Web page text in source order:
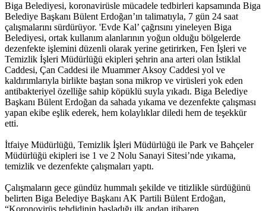
Biga Belediyesi, koronavirüsle mücadele tedbirleri kapsamında Biga
Belediye Başkanı Bülent Erdoğan’ın talimatıyla, 7 gün 24 saat
çalışmalarını sürdürüyor. 'Evde Kal’ çağrısını yineleyen Biga
Belediyesi, ortak kullanım alanlarının yoğun olduğu bölgelerde
dezenfekte işlemini düzenli olarak yerine getirirken, Fen İşleri ve
Temizlik İşleri Müdürlüğü ekipleri şehrin ana arteri olan İstiklal
Caddesi, Çan Caddesi ile Muammer Aksoy Caddesi yol ve
kaldırımlarıyla birlikte baştan sona mikrop ve virüsleri yok eden
antibakteriyel özelliğe sahip köpüklü suyla yıkadı. Biga Belediye
Başkanı Bülent Erdoğan da sahada yıkama ve dezenfekte çalışması
yapan ekibe eşlik ederek, hem kolaylıklar diledi hem de teşekkür
etti.
İtfaiye Müdürlüğü, Temizlik İşleri Müdürlüğü ile Park ve Bahçeler
Müdürlüğü ekipleri ise 1 ve 2 Nolu Sanayi Sitesi’nde yıkama,
temizlik ve dezenfekte çalışmaları yaptı.
Çalışmaların gece gündüz hummalı şekilde ve titizlikle sürdüğünü
belirten Biga Belediye Başkanı AK Partili Bülent Erdoğan,